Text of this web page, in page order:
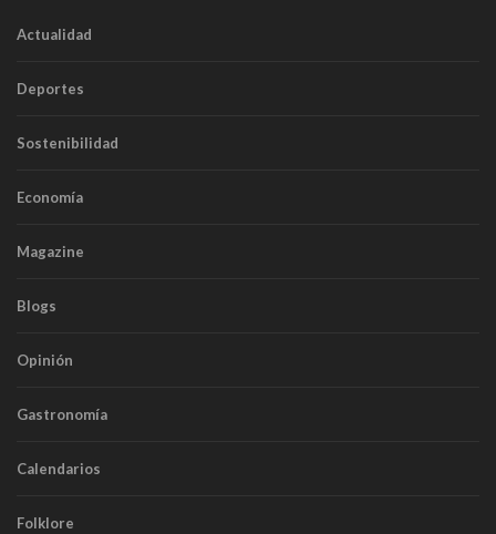
Actualidad
Deportes
Sostenibilidad
Economía
Magazine
Blogs
Opinión
Gastronomía
Calendarios
Folklore